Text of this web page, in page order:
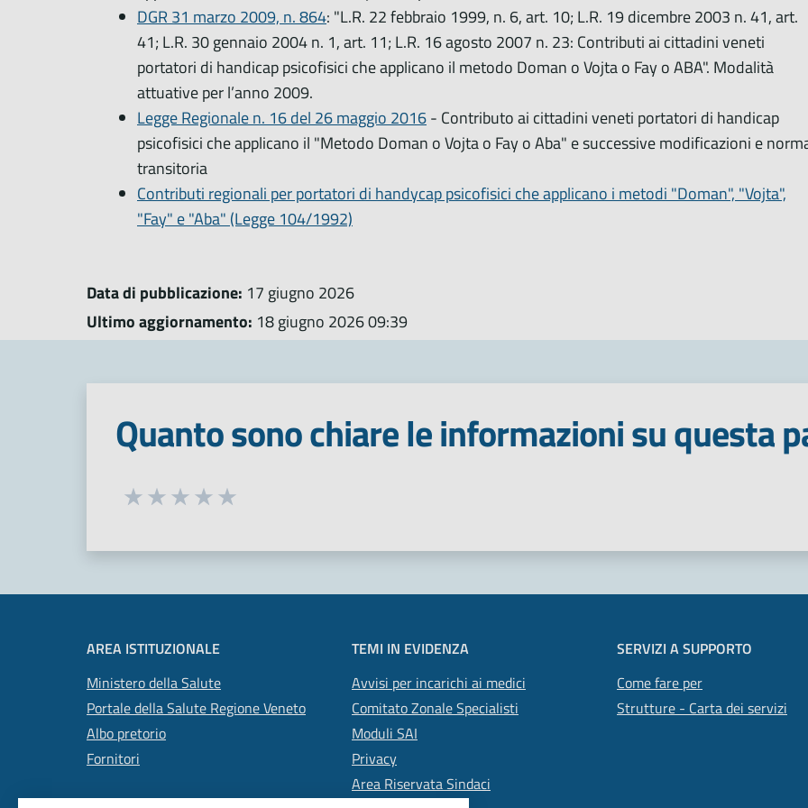
DGR 31 marzo 2009, n. 864: "L.R. 22 febbraio 1999, n. 6, art. 10; L.R. 19 dicembre 2003 n. 41, art.
41; L.R. 30 gennaio 2004 n. 1, art. 11; L.R. 16 agosto 2007 n. 23: Contributi ai cittadini veneti
portatori di handicap psicofisici che applicano il metodo Doman o Vojta o Fay o ABA". Modalità
attuative per l’anno 2009.
Legge Regionale n. 16 del 26 maggio 2016- Contributo ai cittadini veneti portatori di handicap
psicofisici che applicano il "Metodo Doman o Vojta o Fay o Aba" e successive modificazioni e
transitoria
Contributi regionali per portatori di handycap psicofisici che applicano i metodi "Doman", "Vojta",
"Fay" e "Aba" (Legge 104/1992)
Data di pubblicazione: 17 giugno 2026
Ultimo aggiornamento: 18 giugno 2026 09:39
Quanto sono chiare le informazioni su questa
Seleziona una valutazione da 1 a 5 stelle
AREA ISTITUZIONALE
Ministero della Salute
Portale della Salute Regione Veneto
Albo pretorio
Fornitori
TEMI IN EVIDENZA
Avvisi per incarichi ai medici
Comitato Zonale Specialisti
Moduli SAI
Privacy
Area Riservata Sindaci
SERVIZI A SUPPORTO
Come fare per
Strutture - Carta dei servizi